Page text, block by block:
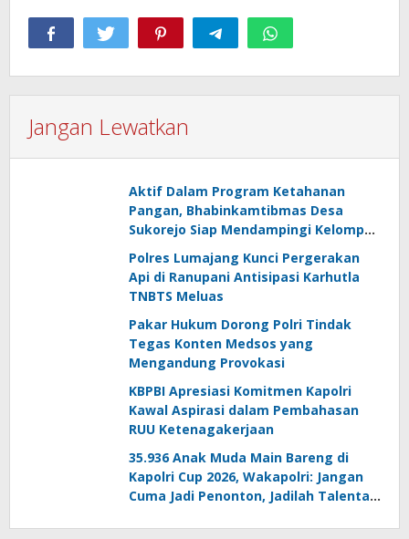
Jangan Lewatkan
Aktif Dalam Program Ketahanan
Pangan, Bhabinkamtibmas Desa
Sukorejo Siap Mendampingi Kelompok
Tani
Polres Lumajang Kunci Pergerakan
Api di Ranupani Antisipasi Karhutla
TNBTS Meluas
Pakar Hukum Dorong Polri Tindak
Tegas Konten Medsos yang
Mengandung Provokasi
KBPBI Apresiasi Komitmen Kapolri
Kawal Aspirasi dalam Pembahasan
RUU Ketenagakerjaan
35.936 Anak Muda Main Bareng di
Kapolri Cup 2026, Wakapolri: Jangan
Cuma Jadi Penonton, Jadilah Talenta